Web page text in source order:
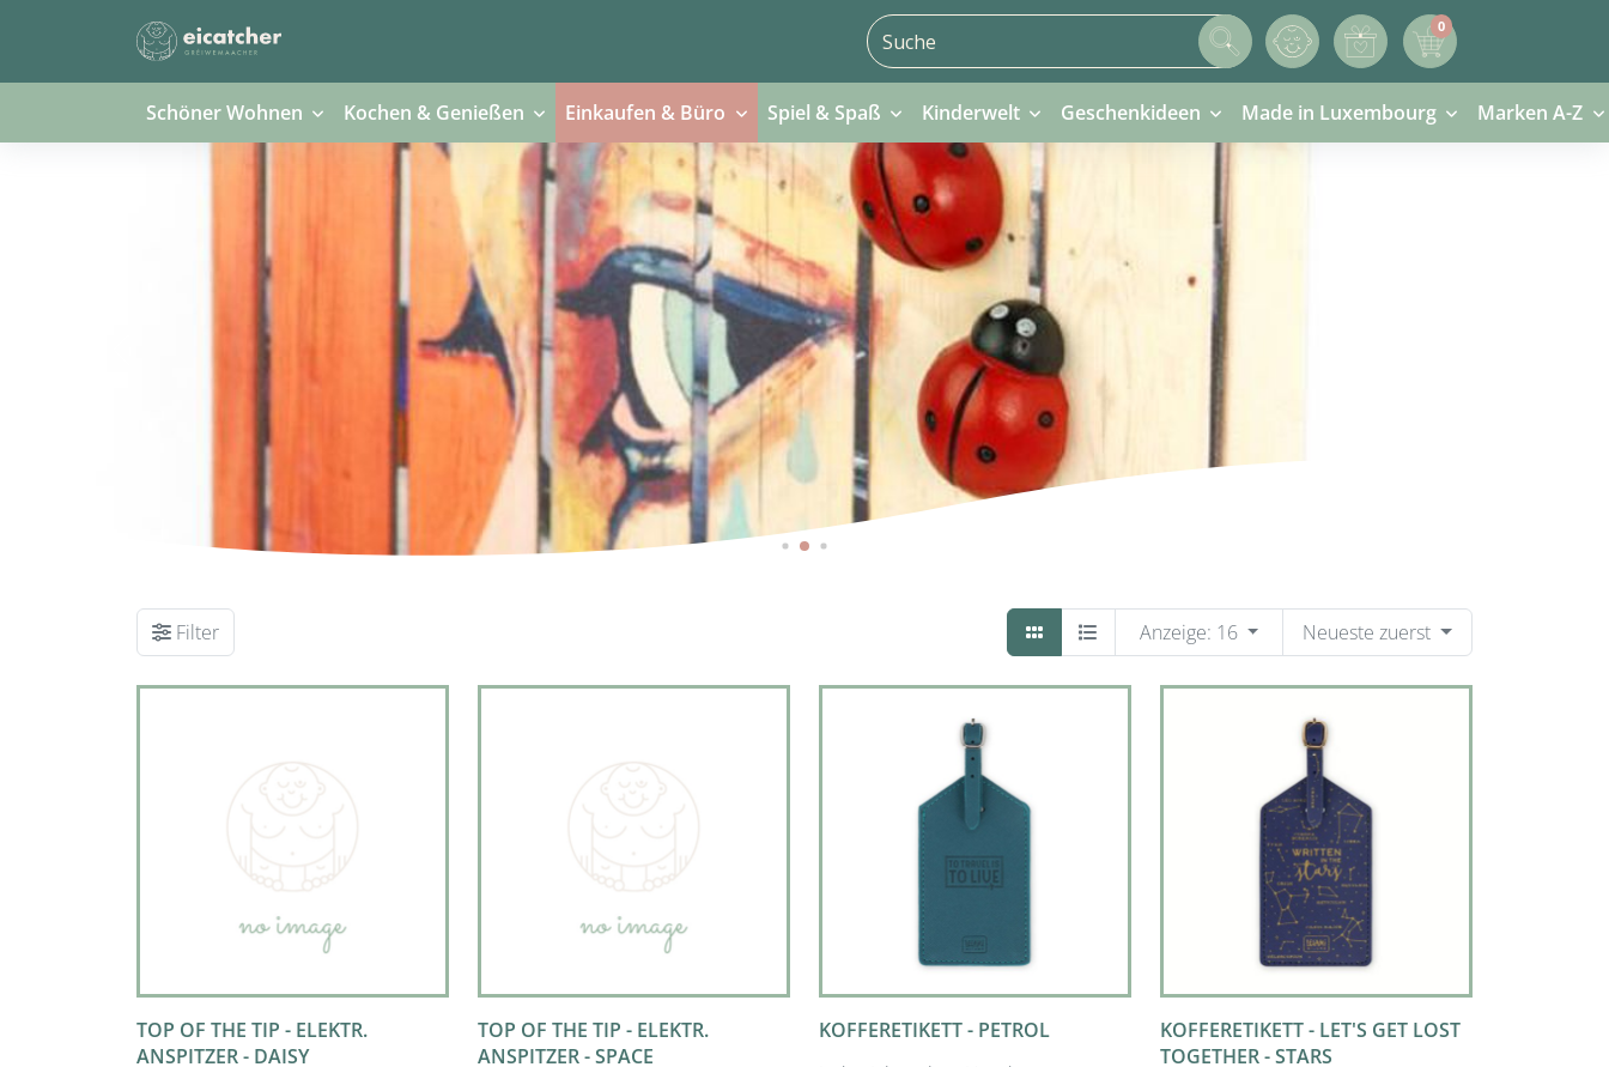
0
0 Artikel im Warenkorb
Schöner Wohnen Kochen & Genießen Einkaufen & Büro Spiel & Spaß Kinderwelt Geschenkideen Made in Luxembourg Marken A-Z
Filter Anzeige: 16 Neueste zuerst
TOP OF THE TIP - ELEKTR.
ANSPITZER - DAISY
TOP OF THE TIP - ELEKTR.
ANSPITZER - SPACE
KOFFERETIKETT - PETROL
KOFFERETIKETT - LET'S GET LOST
TOGETHER - STARS